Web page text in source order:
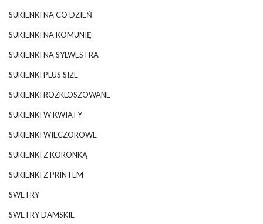
SUKIENKI NA CO DZIEŃ
SUKIENKI NA KOMUNIĘ
SUKIENKI NA SYLWESTRA
SUKIENKI PLUS SIZE
SUKIENKI ROZKLOSZOWANE
SUKIENKI W KWIATY
SUKIENKI WIECZOROWE
SUKIENKI Z KORONKĄ
SUKIENKI Z PRINTEM
SWETRY
SWETRY DAMSKIE